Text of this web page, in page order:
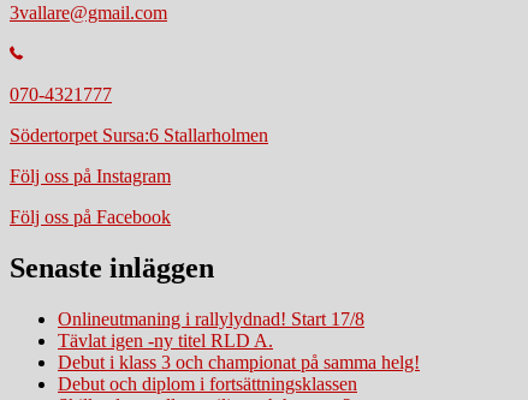
3vallare@gmail.com
070-4321777
Södertorpet Sursa:6 Stallarholmen
Följ oss på Instagram
Följ oss på Facebook
Senaste inläggen
Onlineutmaning i rallylydnad! Start 17/8
Tävlat igen -ny titel RLD A.
Debut i klass 3 och championat på samma helg!
Debut och diplom i fortsättningsklassen